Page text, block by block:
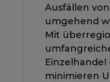
Ausfällen
umgehend
Mit
minimieren